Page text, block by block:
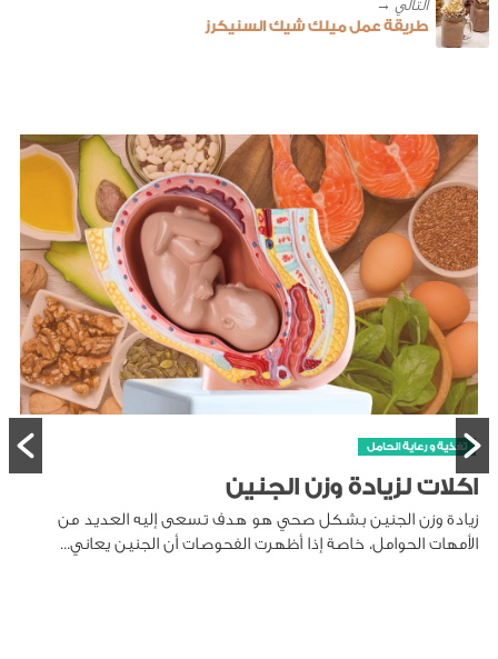
طريقة عمل ميلك شيك السنيكرز
وزن الجنين
بشكل صحي هو هدف تسعى إليه العديد من
خاصة إذا أظهرت الفحوصات أن الجنين يعاني...
الطفل صحة
كيفية
تنظيف أنف